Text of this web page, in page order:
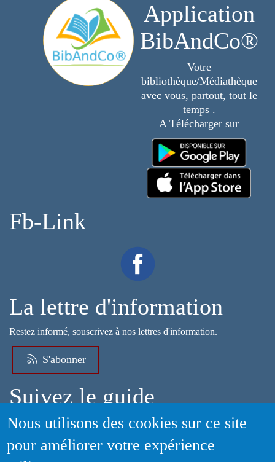
Application
BibAndCo®
Votre
bibliothèque/Médiathèque
avec vous, partout, tout le
temps .
A Télécharger sur
Fb-Link
La lettre d'information
Restez informé, souscrivez à nos lettres d'information.
S'abonner
Suivez le guide
Informations sur l'utilisation de votre compte adhérent
Voir le guide
Nous utilisons des cookies sur ce site
pour améliorer votre expérience